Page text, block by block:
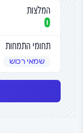
המלצות
0
תחומי התמחות
שמאי רכוש